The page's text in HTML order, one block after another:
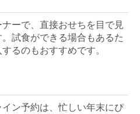
ーで、直接おせちを目で見
試食ができる場合もあるた
るのもおすすめです。
ン予約は、忙しい年末にぴ